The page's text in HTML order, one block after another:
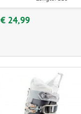
€ 24,99